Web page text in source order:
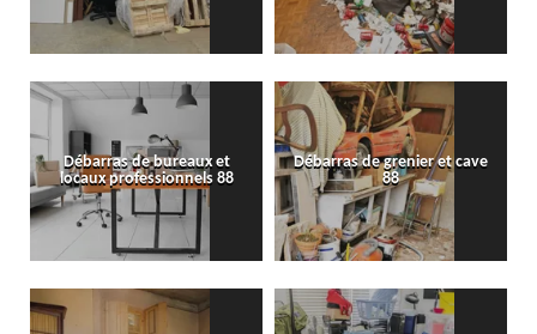
Débarras de bureaux et
locaux professionnels 88
Débarras de grenier et cave
88